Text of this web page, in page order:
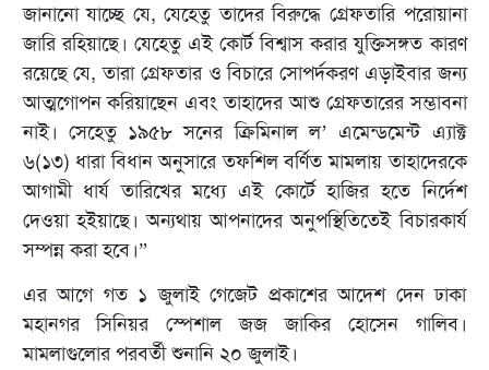
জানানো যাচ্ছে যে, যেহেতু তাদের বিরুদ্ধে গ্রেফতারি পরোয়ানা
জারি রহিয়াছে। যেহেতু এই কোর্ট বিশ্বাস করার যুক্তিসঙ্গত কারণ
রয়েছে যে, তারা গ্রেফতার ও বিচারে সোপর্দকরণ এড়াইবার জন্য
আত্মগোপন করিয়াছেন এবং তাহাদের আশু গ্রেফতারের সম্ভাবনা
নাই। সেহেতু ১৯৫৮ সনের ক্রিমিনাল ল’ এমেন্ডমেন্ট এ্যাক্ট
৬(১৩) ধারা বিধান অনুসারে তফশিল বর্ণিত মামলায় তাহাদেরকে
আগামী ধার্য তারিখের মধ্যে এই কোর্টে হাজির হতে নির্দেশ
দেওয়া হইয়াছে। অন্যথায় আপনাদের অনুপস্থিতিতেই বিচারকার্য
সম্পন্ন করা হবে।”
এর আগে গত ১ জুলাই গেজেট প্রকাশের আদেশ দেন ঢাকা
মহানগর সিনিয়র স্পেশাল জজ জাকির হোসেন গালিব।
মামলাগুলোর পরবর্তী শুনানি ২০ জুলাই।